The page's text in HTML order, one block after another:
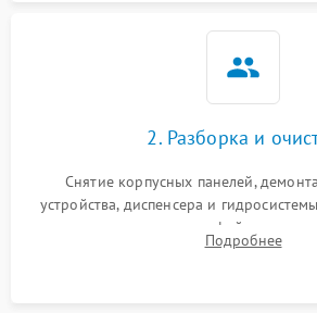
2. Разборка и
Снятие корпусных панелей,
устройства, диспенсера и
внутренних узлов от кофейных
Промывка дренажных каналов и
Подробнее